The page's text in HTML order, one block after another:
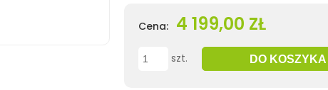
Cena: 4 199,00 ZŁ
szt. DO KOSZYKA